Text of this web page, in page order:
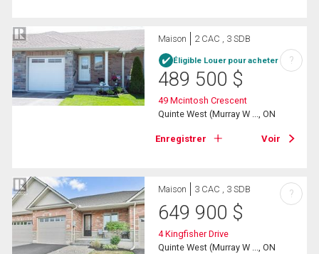
Maison 2 CAC , 3 SDB
Éligible Louer pour acheter
489 500 $
49 Mcintosh Crescent
Quinte West (Murray W ..., ON
Enregistrer Voir
?
Maison 3 CAC , 3 SDB
649 900 $
4 Kingfisher Drive
Quinte West (Murray W ..., ON
?